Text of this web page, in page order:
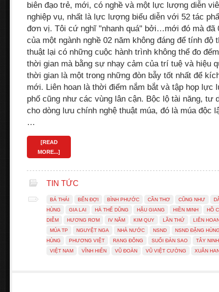
biên đạo trẻ, mới, có nghề và một lực lượng diễn
nghiệp vụ, nhất là lực lượng biểu diễn với 52 tác
đơn vị. Tôi cứ nghĩ "nhanh quá" bởi…mới đó mà
của một ngành nghề 02 năm không đáng để tính độ
thuật lại có những cuộc hành trình không thể đo
thời gian mà bằng sự nhạy cảm của trí tuệ và hiệu
thời gian là một trong những đòn bẫy tốt nhất để
mới. Liên hoan là thời điểm nắm bắt và tập họp lực
phố cũng như các vùng lân cận. Bộc lộ tài năng, tư
cho dòng lưu chính nghệ thuật múa, đó là múa độc
…
[READ
MORE...]
TIN TỨC
BÁ THÁI BẾN ĐỢI BÌNH PHƯỚC CẦN THƠ CŨNG NHƯ
HÙNG
GIA LAI HÀ THẾ DŨNG HẬU GIANG HIỀN MINH
HỒ
DIỄM
HƯƠNG RƠM IV NĂM KIM QUY LẦN THỨ
LIÊN
MÚA TP
NGUYỆT NGA NHÀ NƯỚC NSND
NSND ĐẶNG
HÙNG
PHƯƠNG VIỆT RẠNG ĐÔNG SUỐI ĐÀN SAO
TÂY NINH
VIỆT NAM
VĨNH HIỂN VŨ ĐOÀN VŨ VIỆT CƯỜNG XUÂN